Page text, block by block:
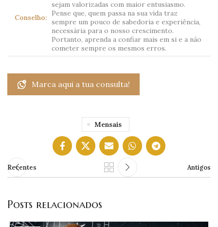
Conselho:
sejam valorizadas com maior entusiasmo.
Pense que, quem passa na sua vida traz
sempre um pouco de sabedoria e experiência,
necessária para o nosso crescimento.
Portanto, aprenda a confiar mais em si e a não
cometer sempre os mesmos erros.
Marca aqui a tua consulta!
Mensais
Recentes Antigos
Posts relacionados